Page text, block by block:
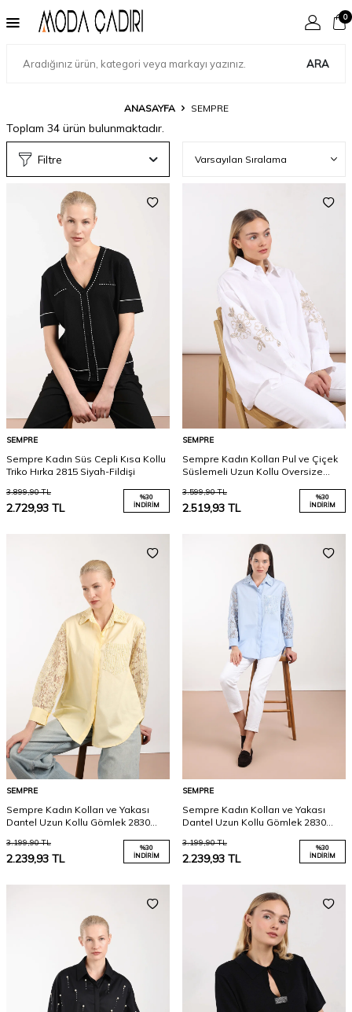
ARA
0
ANASAYFA SEMPRE
Toplam 34 ürün bulunmaktadır.
Filtre
SEMPRE
Sempre Kadın Süs Cepli Kısa Kollu
Triko Hırka 2815 Siyah-Fildişi
3.899,90TL
2.729,93 TL
%30
İNDIRIM
SEMPRE
Sempre Kadın Kolları Pul ve Çiçek
Süslemeli Uzun Kollu Oversize
3.599,90TL
2.519,93 TL
%30
İNDIRIM
SEMPRE
Sempre Kadın Kolları ve Yakası
Dantel Uzun Kollu Gömlek 2830
3.199,90TL
2.239,93 TL
%30
İNDIRIM
SEMPRE
Sempre Kadın Kolları ve Yakası
Dantel Uzun Kollu Gömlek 2830
3.199,90TL
2.239,93 TL
%30
İNDIRIM